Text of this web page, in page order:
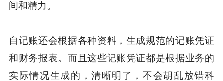
间和精力。
自记账还会根据各种资料，生成规范的记账凭证
和财务报表。而且这些记账凭证都是根据业务的
实际情况生成的，清晰明了，不会胡乱放错科